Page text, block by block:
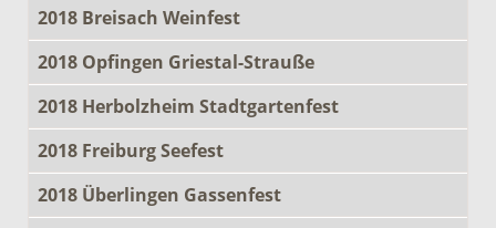
2018 Breisach Weinfest
2018 Opfingen Griestal-Strauße
2018 Herbolzheim Stadtgartenfest
2018 Freiburg Seefest
2018 Überlingen Gassenfest